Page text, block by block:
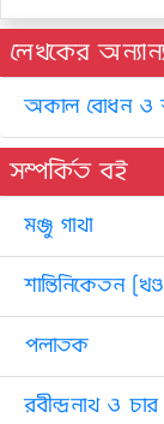
লেখকের
অকাল বোধন ও
সম্পর্কিত বই
মঞ্জু গাথা
শান্তিনিকেতন
পলাতক
রবীন্দ্রনাথ ও